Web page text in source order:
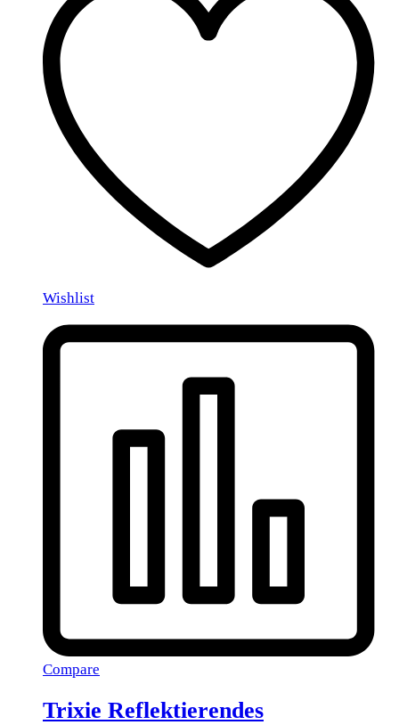
Wishlist
Compare
Trixie Reflektierendes